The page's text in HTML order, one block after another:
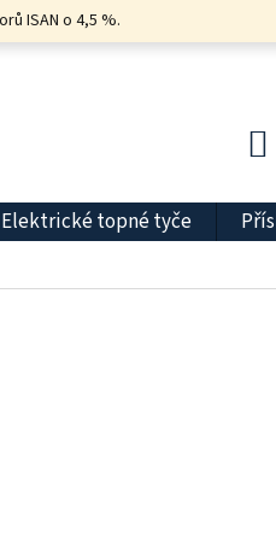
ISAN o 4,5 %.
DOPRAVA A
Elektrické topné tyče